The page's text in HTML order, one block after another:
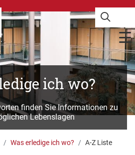
ich wo?
finden Sie Informationen zu
Lebenslagen
Was erledige ich wo? A-Z Liste